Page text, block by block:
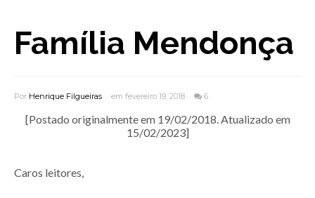
Família Mendonça
Por Henrique Filgueiras em fevereiro 19, 2018 6
[Postado originalmente em 19/02/2018. Atualizado em
15/02/2023]
Caros leitores,